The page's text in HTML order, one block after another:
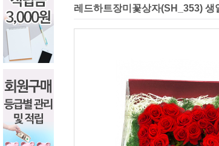
레드하트장미꽃상자(SH_353) 생